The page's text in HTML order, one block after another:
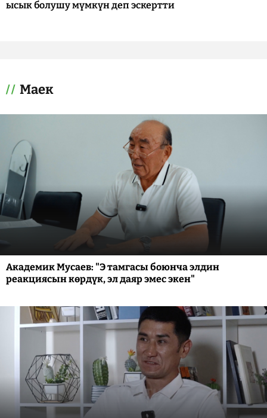
ысык болушу мүмкүн деп эскертти
Маек
Академик Мусаев: "Э тамгасы боюнча элдин
реакциясын көрдүк, эл даяр эмес экен"